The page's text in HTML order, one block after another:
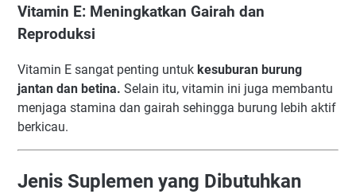
Vitamin E: Meningkatkan Gairah dan
Reproduksi
Vitamin E sangat penting untuk kesuburan burung
jantan dan betina. Selain itu, vitamin ini juga membantu
menjaga stamina dan gairah sehingga burung lebih aktif
berkicau.
Jenis Suplemen yang Dibutuhkan